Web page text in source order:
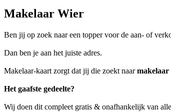
Makelaar Wier
Ben jij op zoek naar een topper voor de aan- of
Dan ben je aan het juiste adres.
Makelaar-kaart zorgt dat jij die zoekt naar
Het gaafste gedeelte?
Wij doen dit compleet gratis & onafhankelijk van